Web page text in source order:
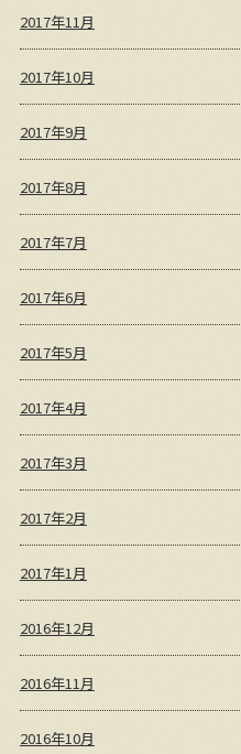
2017年11月
2017年10月
2017年9月
2017年8月
2017年7月
2017年6月
2017年5月
2017年4月
2017年3月
2017年2月
2017年1月
2016年12月
2016年11月
2016年10月